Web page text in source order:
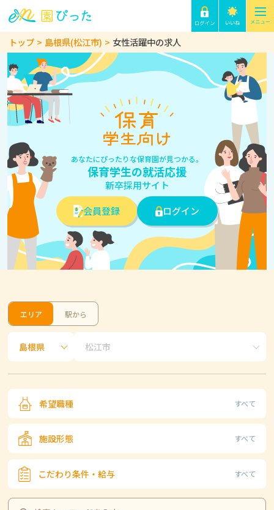
トップ 島根県(松江市) 女性活躍中の求人
あなたにぴったりな保育園が見つかる。
保育学生の就活応援
新卒採用サイト
会員登録
ログイン
エリア 駅から
希望職種 すべて
施設形態 すべて
こだわり条件・給与 すべて